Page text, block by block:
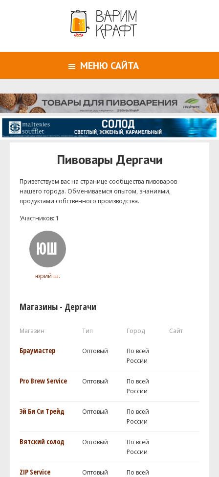
МЕНЮ САЙТА
Пивовары Дергачи
Приветствуем ваc на странице сообщества пивоваров
нашего города. Обмениваемся опытом, знаниями,
продуктами собственного производства.
Участников: 1
юрий ш.
Магазины - Дергачи
Магазин Тип Город Сайт
Браумастер Оптовый
По всей
России
Pro Brew Service Оптовый
По всей
России
Эй Би Си Трейд Оптовый
По всей
России
Вятский солод Оптовый
По всей
России
ZIP Service Оптовый
По всей